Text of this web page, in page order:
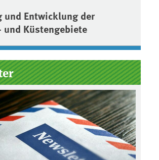
und Entwicklung der
und Küstengebiete